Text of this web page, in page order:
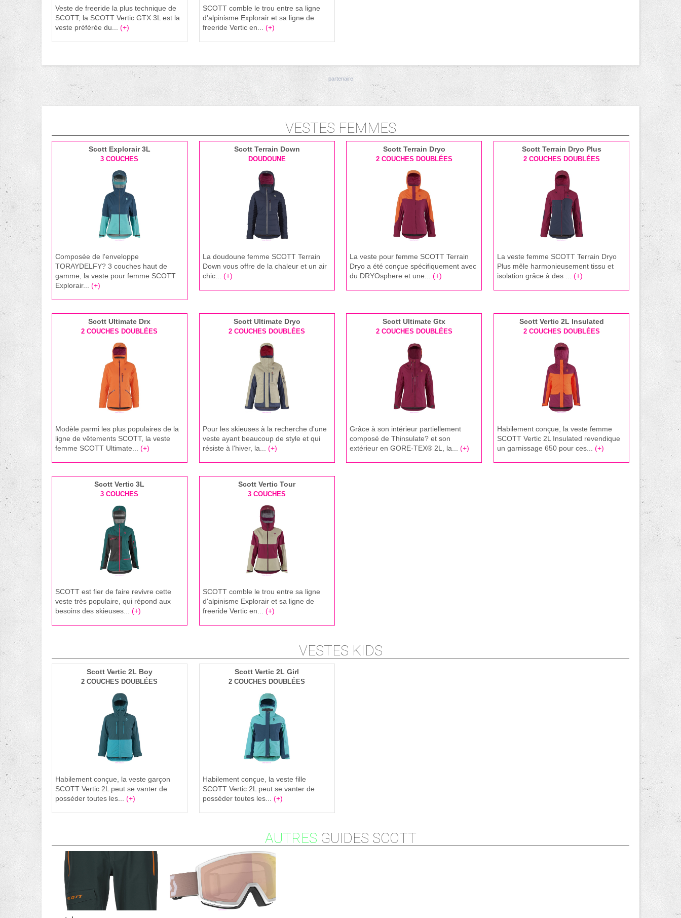
Veste de freeride la plus technique de
SCOTT, la SCOTT Vertic GTX 3L est la
veste préférée du... (+)
SCOTT comble le trou entre sa ligne
d'alpinisme Explorair et sa ligne de
freeride Vertic en... (+)
VESTES FEMMES
Scott Explorair 3L
3 COUCHES
Composée de l'enveloppe
TORAYDELFY? 3 couches haut de
gamme, la veste pour femme SCOTT
Explorair... (+)
Scott Terrain Down
DOUDOUNE
La doudoune femme SCOTT Terrain
Down vous offre de la chaleur et un air
chic... (+)
Scott Terrain Dryo
2 COUCHES DOUBLÉES
La veste pour femme SCOTT Terrain
Dryo a été conçue spécifiquement avec
du DRYOsphere et une...(+)
Scott Terrain Dryo Plus
2 COUCHES DOUBLÉES
La veste femme SCOTT Terrain Dryo
Plus mêle harmonieusement tissu et
isolation grâce à des ...(+)
Scott Ultimate Drx
2 COUCHES DOUBLÉES
Modèle parmi les plus populaires de la
ligne de vêtements SCOTT, la veste
femme SCOTT Ultimate... (+)
Scott Ultimate Dryo
2 COUCHES DOUBLÉES
Pour les skieuses à la recherche d'une
veste ayant beaucoup de style et qui
résiste à l'hiver, la... (+)
Scott Ultimate Gtx
2 COUCHES DOUBLÉES
Grâce à son intérieur partiellement
composé de Thinsulate? et son
extérieur en GORE-TEX® 2L, la...(+)
Scott Vertic 2L Insulated
2 COUCHES DOUBLÉES
Habilement conçue, la veste femme
SCOTT Vertic 2L Insulated revendique
un garnissage 650 pour ces...(+)
Scott Vertic 3L
3 COUCHES
SCOTT est fier de faire revivre cette
veste très populaire, qui répond aux
besoins des skieuses... (+)
Scott Vertic Tour
3 COUCHES
SCOTT comble le trou entre sa ligne
d'alpinisme Explorair et sa ligne de
freeride Vertic en... (+)
VESTES KIDS
Scott Vertic 2L Boy
2 COUCHES DOUBLÉES
Habilement conçue, la veste garçon
SCOTT Vertic 2L peut se vanter de
posséder toutes les... (+)
Scott Vertic 2L Girl
2 COUCHES DOUBLÉES
Habilement conçue, la veste fille
SCOTT Vertic 2L peut se vanter de
posséder toutes les... (+)
AUTRES GUIDES SCOTT